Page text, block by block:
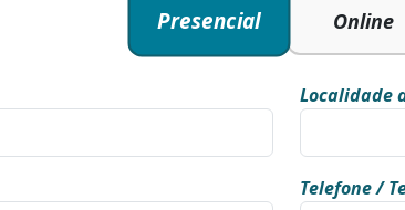
Presencial Online
Localidade
Telefone /